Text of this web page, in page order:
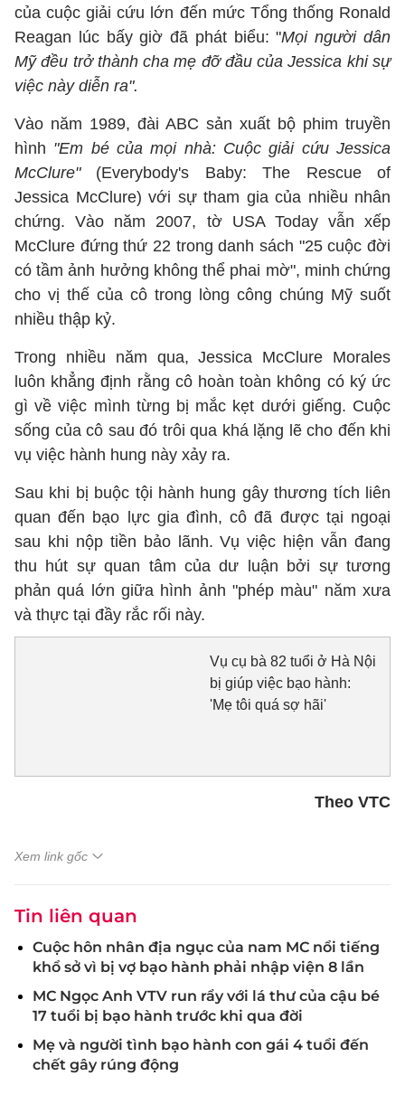
của cuộc giải cứu lớn đến mức Tổng thống Ronald
Reagan lúc bấy giờ đã phát biểu: "Mọi người dân
Mỹ đều trở thành cha mẹ đỡ đầu của Jessica khi sự
việc này diễn ra".
Vào năm 1989, đài ABC sản xuất bộ phim truyền
hình "Em bé của mọi nhà: Cuộc giải cứu Jessica
McClure"(Everybody's Baby: The Rescue of
Jessica McClure) với sự tham gia của nhiều nhân
chứng. Vào năm 2007, tờ USA Today vẫn xếp
McClure đứng thứ 22 trong danh sách "25 cuộc đời
có tầm ảnh hưởng không thể phai mờ", minh chứng
cho vị thế của cô trong lòng công chúng Mỹ suốt
nhiều thập kỷ.
Trong nhiều năm qua, Jessica McClure Morales
luôn khẳng định rằng cô hoàn toàn không có ký ức
gì về việc mình từng bị mắc kẹt dưới giếng. Cuộc
sống của cô sau đó trôi qua khá lặng lẽ cho đến khi
vụ việc hành hung này xảy ra.
Sau khi bị buộc tội hành hung gây thương tích liên
quan đến bạo lực gia đình, cô đã được tại ngoại
sau khi nộp tiền bảo lãnh. Vụ việc hiện vẫn đang
thu hút sự quan tâm của dư luận bởi sự tương
phản quá lớn giữa hình ảnh "phép màu" năm xưa
và thực tại đầy rắc rối này.
Vụ cụ bà 82 tuổi ở Hà Nội
bị giúp việc bạo hành:
'Mẹ tôi quá sợ hãi'
Theo VTC
Xem link gốc
Tin liên quan
Cuộc hôn nhân địa ngục của nam MC nổi tiếng
khổ sở vì bị vợ bạo hành phải nhập viện 8 lần
MC Ngọc Anh VTV run rẩy với lá thư của cậu bé
17 tuổi bị bạo hành trước khi qua đời
Mẹ và người tình bạo hành con gái 4 tuổi đến
chết gây rúng động